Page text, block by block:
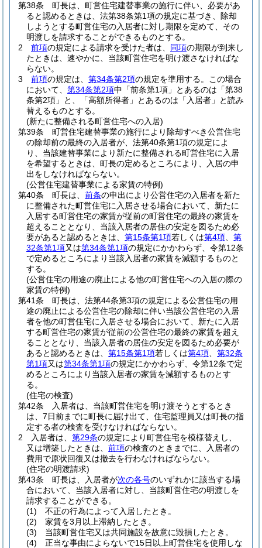
第38条
町長は、町営住宅建替事業の施行に伴い、必要があ
ると認めるときは、法第38条第1項の規定に基づき、除却
しようとする町営住宅の入居者に対し期限を定めて、その
明渡しを請求することができるものとする。
2
前項の規定による請求を受けた者は、 同項の期限が到来し
たときは、速やかに、当該町営住宅を明け渡さなければな
らない。
3
前項の規定は、 第34条第2項の規定を準用する。
この場合
において、 第34条第2項中「前条第1項」とあるのは「第38
条第2項」と、「高額所得者」とあるのは「入居者」と読み
替えるものとする。
(新たに整備される町営住宅への入居)
第39条
町営住宅建替事業の施行により除却すべき公営住宅
の除却前の最終の入居者が、法第40条第1項の規定によ
り、当該建替事業により新たに整備される町営住宅に入居
を希望するときは、町長の定めるところにより、入居の申
出をしなければならない。
(公営住宅建替事業による家賃の特例)
第40条
町長は、 前条の申出により公営住宅の入居者を新た
に整備された町営住宅に入居させる場合において、新たに
入居する町営住宅の家賃が従前の町営住宅の最終の家賃を
超えることとなり、当該入居者の居住の安定を図るため必
要があると認めるときは、 第15条第1項若しくは第4項
第
32条第1項又は第34条第1項の規定にかかわらず、令第12条
で定めるところにより当該入居者の家賃を減額するものと
する。
(公営住宅の用途の廃止による他の町営住宅への入居の際の
家賃の特例)
第41条
町長は、法第44条第3項の規定による公営住宅の用
途の廃止による公営住宅の除却に伴い当該公営住宅の入居
者を他の町営住宅に入居させる場合において、新たに入居
する町営住宅の家賃が従前の公営住宅の最終の家賃を超え
ることとなり、当該入居者の居住の安定を図るため必要が
あると認めるときは、 第15条第1項若しくは第4項
第32条
第1項又は第34条第1項の規定にかかわらず、令第12条で定
めるところにより当該入居者の家賃を減額するものとす
る。
(住宅の検査)
第42条
入居者は、当該町営住宅を明け渡そうとするとき
は、7日前までに町長に届け出て、住宅監理員又は町長の指
定する者の検査を受けなければならない。
2
入居者は、 第29条の規定により町営住宅を模様替えし、
又は増築したときは、 前項の検査のときまでに、入居者の
費用で原状回復又は撤去を行わなければならない。
(住宅の明渡請求)
第43条
町長は、入居者が次の各号のいずれかに該当する場
合において、当該入居者に対し、当該町営住宅の明渡しを
請求することができる。
(1)
不正の行為によって入居したとき。
(2)
家賃を3月以上滞納したとき。
(3)
当該町営住宅又は共同施設を故意に毀損したとき。
(4)
正当な事由によらないで15日以上町営住宅を使用しな